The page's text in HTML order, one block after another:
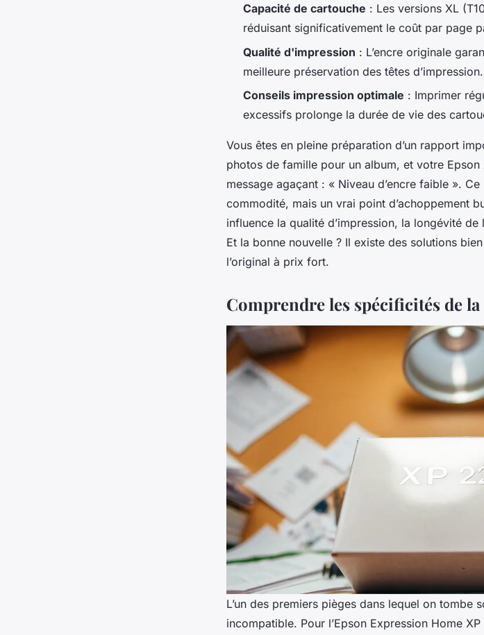
Capacité de cartouche : Les versions XL
réduisant significativement le coût par page
Qualité d'impression : L’encre originale
meilleure préservation des têtes d’impression.
Conseils impression optimale : Imprimer
excessifs prolonge la durée de vie des
Vous êtes en pleine préparation d’un rapport
photos de famille pour un album, et votre
message agaçant : « Niveau d’encre faible ».
commodité, mais un vrai point d’achoppement
influence la qualité d’impression, la longévité
Et la bonne nouvelle ? Il existe des solutions
l’original à prix fort.
Comprendre les spécificités de
L’un des premiers pièges dans lequel on tombe
incompatible. Pour l’Epson Expression Home